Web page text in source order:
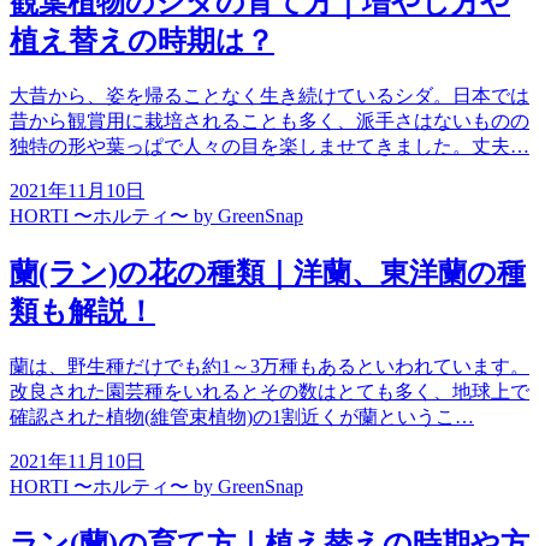
植え替えの時期は？
大昔から、姿を帰ることなく生き続けているシダ。日本では
昔から観賞用に栽培されることも多く、派手さはないものの
独特の形や葉っぱで人々の目を楽しませてきました。丈夫…
2021年11月10日
HORTI 〜ホルティ〜 by GreenSnap
蘭(ラン)の花の種類｜洋蘭、東洋蘭の種
類も解説！
蘭は、野生種だけでも約1～3万種もあるといわれています。
改良された園芸種をいれるとその数はとても多く、地球上で
確認された植物(維管束植物)の1割近くが蘭というこ…
2021年11月10日
HORTI 〜ホルティ〜 by GreenSnap